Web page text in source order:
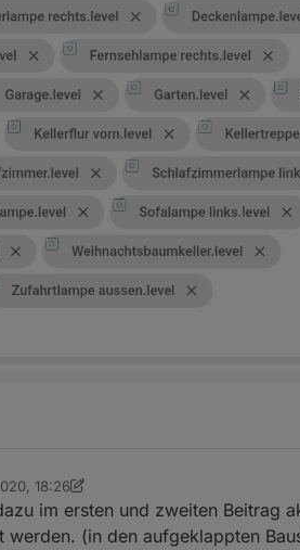
18:26
im ersten und zweiten Beitrag
(in den aufgeklappten